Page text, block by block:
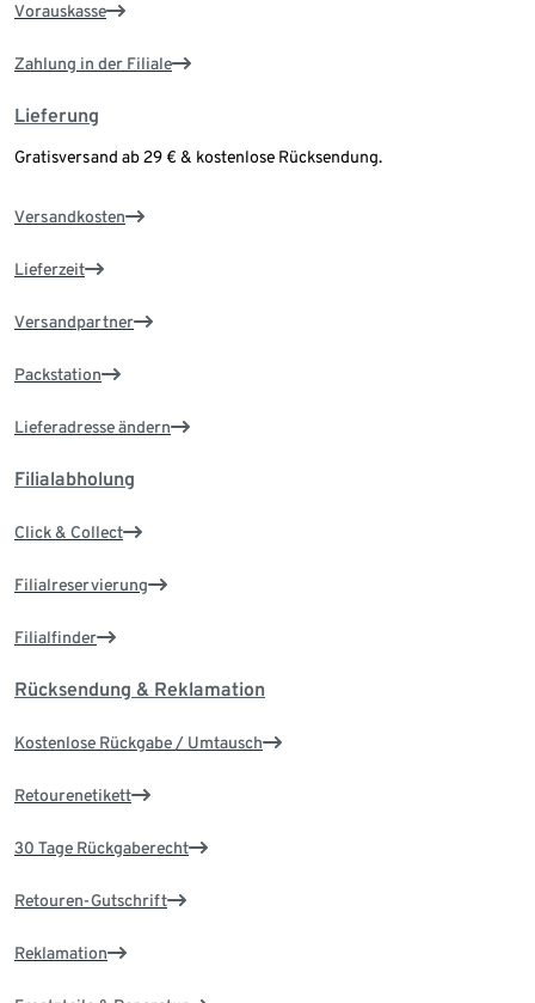
Vorauskasse
Zahlung in der Filiale
Lieferung
Gratisversand ab 29 € & kostenlose Rücksendung.
Versandkosten
Lieferzeit
Versandpartner
Packstation
Lieferadresse ändern
Filialabholung
Click & Collect
Filialreservierung
Filialfinder
Rücksendung & Reklamation
Kostenlose Rückgabe / Umtausch
Retourenetikett
30 Tage Rückgaberecht
Retouren-Gutschrift
Reklamation